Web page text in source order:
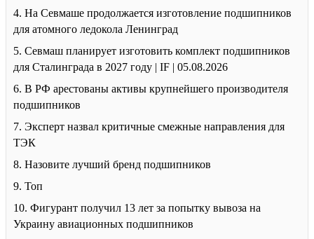
4. На Севмаше продолжается изготовление подшипников
для атомного ледокола Ленинград
5. Севмаш планирует изготовить комплект подшипников
для Сталинграда в 2027 году | IF | 05.08.2026
6. В РФ арестованы активы крупнейшего производителя
подшипников
7. Эксперт назвал критичные смежные направления для
ТЭК
8. Назовите лучший бренд подшипников
9. Топ
10. Фигурант получил 13 лет за попытку вывоза на
Украину авиационных подшипников